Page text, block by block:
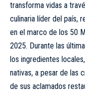
transforma vidas a
culinaria líder del país,
en el marco de los 50
2025. Durante las
los ingredientes
nativas, a pesar de las
de sus aclamados